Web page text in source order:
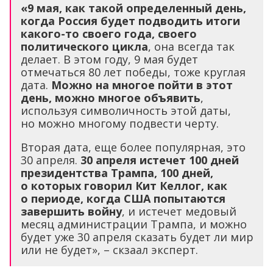
«9 мая, как такой определенный день,
когда Россия будет подводить итоги
какого-то своего года, своего
политического цикла, она всегда так
делает. В этом году, 9 мая будет
отмечаться 80 лет победы, тоже круглая
дата. Можно на многое пойти в этот
день, можно многое объявить,
используя символичность этой даты,
но можно многому подвести черту.
Вторая дата, еще более популярная, это
30 апреля. 30 апреля истечет 100 дней
президентства Трампа, 100 дней,
о которых говорил Кит Келлог, как
о периоде, когда США попытаются
завершить войну, и истечет медовый
месяц администрации Трампа, и можно
будет уже 30 апреля сказать будет ли мир
или не будет», – скзаал эксперт.